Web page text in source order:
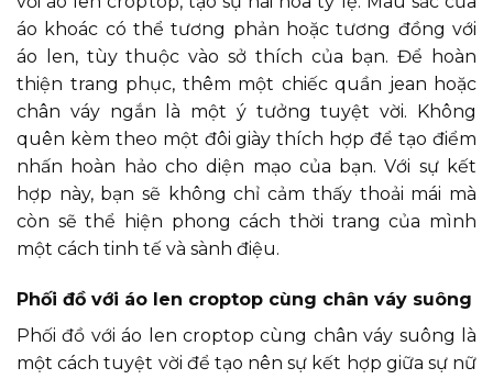
áo khoác có thể tương phản hoặc tương đồng với
áo len, tùy thuộc vào sở thích của bạn. Để hoàn
thiện trang phục, thêm một chiếc quần jean hoặc
chân váy ngắn là một ý tưởng tuyệt vời. Không
quên kèm theo một đôi giày thích hợp để tạo điểm
nhấn hoàn hảo cho diện mạo của bạn. Với sự kết
hợp này, bạn sẽ không chỉ cảm thấy thoải mái mà
còn sẽ thể hiện phong cách thời trang của mình
một cách tinh tế và sành điệu.
Phối đồ với áo len croptop cùng chân váy suông
Phối đồ với áo len croptop cùng chân váy suông là
một cách tuyệt vời để tạo nên sự kết hợp giữa sự nữ